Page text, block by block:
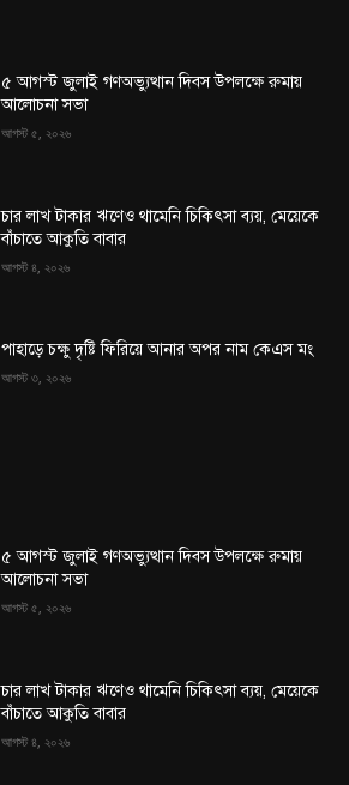
৫ আগস্ট জুলাই গণঅভ্যুত্থান দিবস উপলক্ষে রুমায়
আলোচনা সভা
আগস্ট ৫, ২০২৬
চার লাখ টাকার ঋণেও থামেনি চিকিৎসা ব্যয়, মেয়েকে
বাঁচাতে আকুতি বাবার
আগস্ট ৪, ২০২৬
পাহাড়ে চক্ষু দৃষ্টি ফিরিয়ে আনার অপর নাম কেএস মং
আগস্ট ৩, ২০২৬
৫ আগস্ট জুলাই গণঅভ্যুত্থান দিবস উপলক্ষে রুমায়
আলোচনা সভা
আগস্ট ৫, ২০২৬
চার লাখ টাকার ঋণেও থামেনি চিকিৎসা ব্যয়, মেয়েকে
বাঁচাতে আকুতি বাবার
আগস্ট ৪, ২০২৬